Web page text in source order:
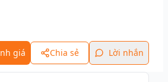
giá Chia sẻ Lời nhắn